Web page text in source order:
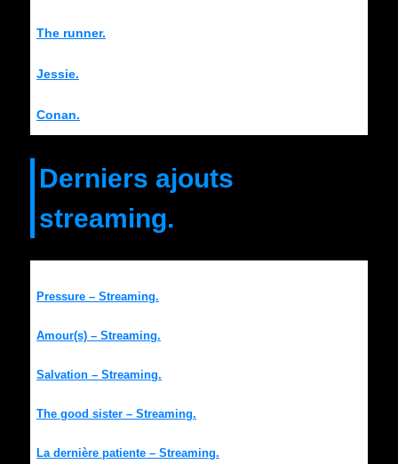
The runner.
Jessie.
Conan.
Derniers ajouts
streaming.
Pressure – Streaming.
Amour(s) – Streaming.
Salvation – Streaming.
The good sister – Streaming.
La dernière patiente – Streaming.